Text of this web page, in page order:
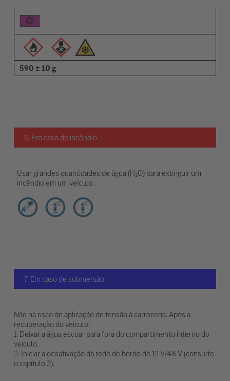
590 ± 10 g
6. Em caso de incêndio
Usar grandes quantidades de água (H₂O) para extinguir um
incêndio em um veículo.
7. Em caso de submersão
Não há risco de aplicação de tensão à carroceria. Após a
recuperação do veículo:
1. Deixar a água escoar para fora do compartimento interno do
veículo.
2. Iniciar a desativação da rede de bordo de 12 V/48 V (consulte
o capítulo 3).